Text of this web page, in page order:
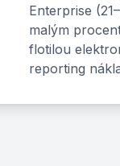
Enterprise
malým
flotilou
reporting